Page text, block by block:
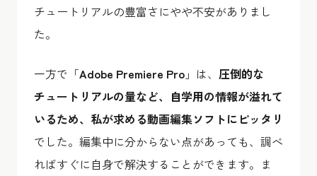
チュートリアルの豊富さにやや不安がありまし
た。
一方で「Adobe Premiere Pro 」は、 圧倒的な
チュートリアルの量など、自学用の情報が溢れて
いるため、私が求める動画編集ソフトにピッタリ
でした。編集中に分からない点があっても、調べ
ればすぐに自身で解決することができます。ま